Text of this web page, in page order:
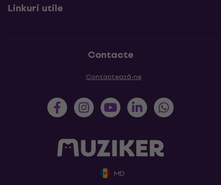
Linkuri utile
Contacte
Contactează-ne
MD